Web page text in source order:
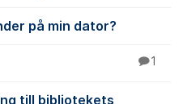
på min dator?
1
till bibliotekets